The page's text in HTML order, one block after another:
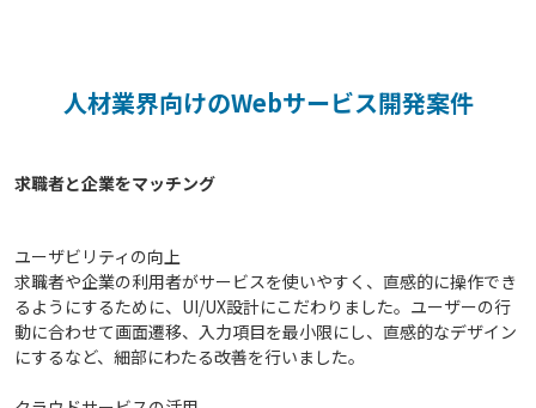
人材業界向けのWebサービス開発案件
ユーザビリティの向上
求職者や企業の利用者がサービスを使いやすく、直感的に操作でき
るようにするために、UI/UX設計にこだわりました。ユーザーの行
動に合わせて画面遷移、入力項目を最小限にし、直感的なデザイン
にするなど、細部にわたる改善を行いました。